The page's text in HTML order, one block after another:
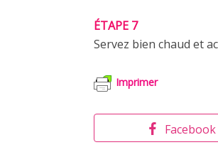
ÉTAPE 7
Servez bien chaud et
Imprimer
Facebook